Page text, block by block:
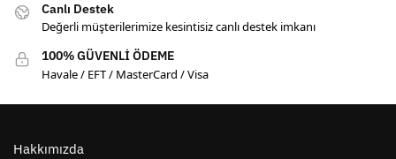
Canlı Destek
Değerli müşterilerimize kesintisiz canlı destek imkanı
100% GÜVENLİ ÖDEME
Havale / EFT / MasterCard / Visa
Hakkımızda